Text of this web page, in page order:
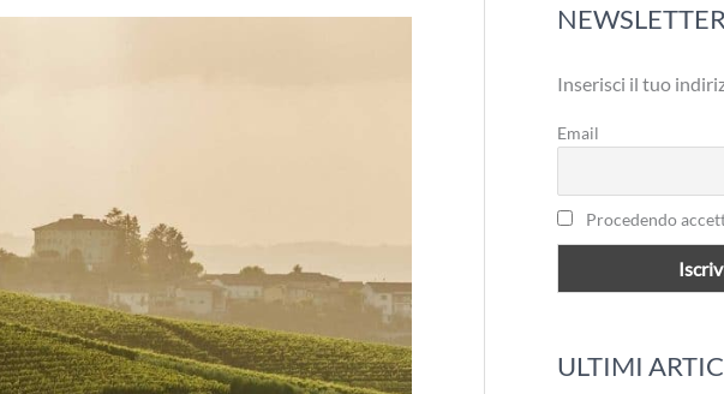
c
:
NEWSLETTER
Inserisci il tuo
Email
Procedendo
ULTIMI